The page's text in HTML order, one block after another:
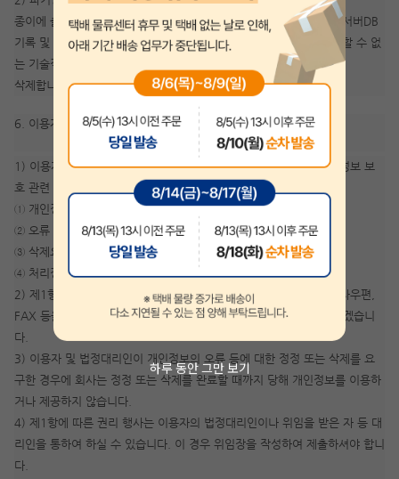
하루 동안 그만 보기
종이에 출력된 개인정보는 분쇄기로 분쇄하거나 소각을 통하여 파기 서버DB
기록 및 전자기기에 사용되는 형태로 저장된 개인정보는 기록을 재생할 수 없
는 기술적 방법을 사용하여
삭제합니다.
6. 이용자 및 법정대리인의 권리와 그 행사방법
1) 이용자 및 법정대리인은 회사에 대해 언제든지 다음 각 호의 개인정보 보
호 관련 권리를 행사할 수 있습니다.
① 개인정보 열람요구
② 오류 등이 있을 경우 정정 요구
③ 삭제요구
④ 처리정지 요구
2) 제1항에 따른 권리 행사는 지안에듀 고객센터를 통한서면이나 전자우편,
FAX 등을 통하여 하실 수 있으며, 회사는 이에 대해 지체없이 조치하겠습니
다.
3) 이용자 및 법정대리인이 개인정보의 오류 등에 대한 정정 또는 삭제를 요
구한 경우에 회사는 정정 또는 삭제를 완료할 때까지 당해 개인정보를 이용하
거나 제공하지 않습니다.
4) 제1항에 따른 권리 행사는 이용자의 법정대리인이나 위임을 받은 자 등 대
리인을 통하여 하실 수 있습니다. 이 경우 위임장을 작성하여 제출하셔야 합니
다.